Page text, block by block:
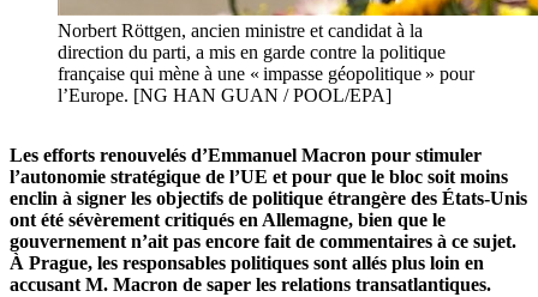
Norbert Röttgen, ancien ministre et candidat à la
direction du parti, a mis en garde contre la politique
française qui mène à une « impasse géopolitique » pour
l’Europe. [NG HAN GUAN / POOL/EPA]
Les efforts renouvelés d’Emmanuel Macron pour stimuler
l’autonomie stratégique de l’UE et pour que le bloc soit moins
enclin à signer les objectifs de politique étrangère des États-Unis
ont été sévèrement critiqués en Allemagne, bien que le
gouvernement n’ait pas encore fait de commentaires à ce sujet.
À Prague, les responsables politiques sont allés plus loin en
accusant M. Macron de saper les relations transatlantiques.